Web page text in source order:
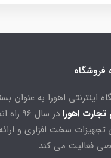
فروشگاه
اینترنتی اهورا به
تجارت اهورا
در
تجهیزات سخت افزاری و
فعالیت می کند.